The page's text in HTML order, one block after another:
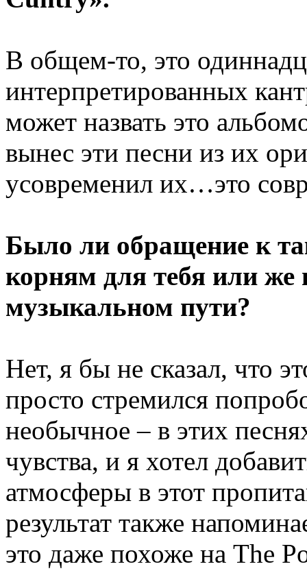
В общем-то, это
интерпретированных
может назвать это
вынес эти песни из их
усовременил их…это
Было ли обращение к
корням для тебя или же
музыкальном пути?
Нет, я бы не сказал, что
просто стремился
необычное – в этих
чувства, и я хотел
атмосферы в этот
результат также
это даже похоже на The